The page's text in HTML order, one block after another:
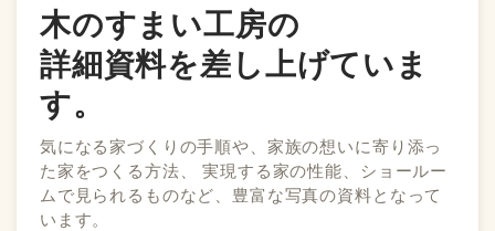
木のすまい工房の
詳細資料を差し上げていま
す。
気になる家づくりの手順や、家族の想いに寄り添っ
た家をつくる方法、 実現する家の性能、ショールー
ムで見られるものなど、豊富な写真の資料となって
います。